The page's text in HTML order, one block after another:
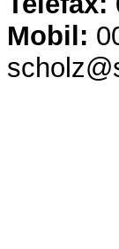
Mobil: